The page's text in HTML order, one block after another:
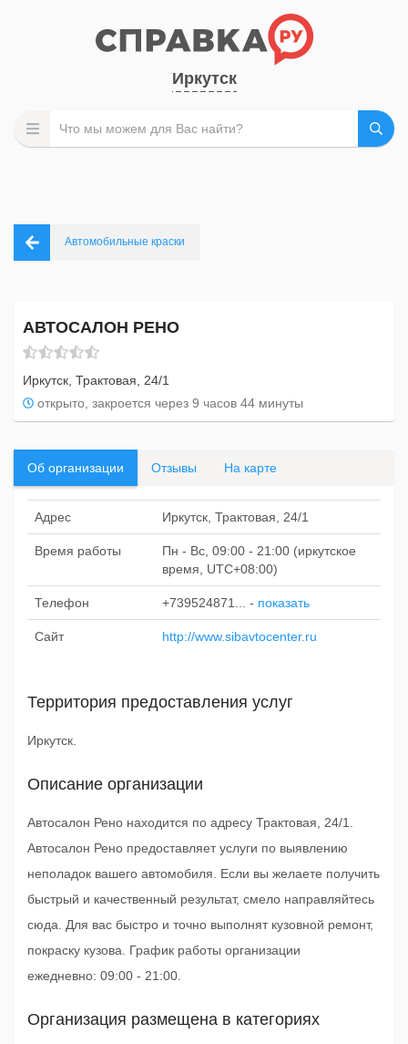
Иркутск
Автомобильные краски
АВТОСАЛОН РЕНО
Иркутск, Трактовая, 24/1
открыто, закроется через 9 часов 44 минуты
Об организации Отзывы На карте
Адрес Иркутск, Трактовая, 24/1
Время работы
Пн - Вс, 09:00 - 21:00 (иркутское
время, UTC+08:00)
Телефон +739524871... - показать
Сайт http://www.sibavtocenter.ru
Территория предоставления услуг
Иркутск.
Описание организации
Автосалон Рено находится по адресу Трактовая, 24/1.
Автосалон Рено предоставляет услуги по выявлению
неполадок вашего автомобиля. Если вы желаете получить
быстрый и качественный результат, смело направляйтесь
сюда. Для вас быстро и точно выполнят кузовной ремонт,
покраску кузова. График работы организации
ежедневно: 09:00 - 21:00.
Организация размещена в категориях